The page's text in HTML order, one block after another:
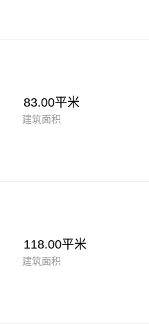
83.00平米
建筑面积
118.00平米
建筑面积